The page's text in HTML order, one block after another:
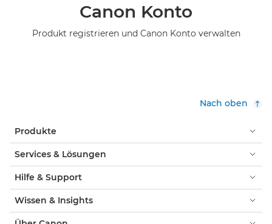
Canon Konto
Produkt registrieren und Canon Konto verwalten
Nach oben
Produkte
Services & Lösungen
Hilfe & Support
Wissen & Insights